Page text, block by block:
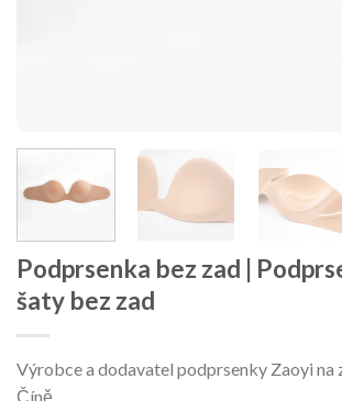
Podprsenka bez zad |
šaty bez zad
Výrobce a dodavatel podprsenky Zaoyi na
Číně